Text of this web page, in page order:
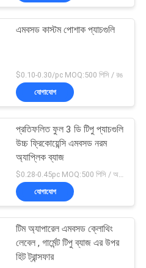
এমবসড কাস্টম পোশাক প্যাচগুলি
$0.10-0.30/pc MOQ:500 পিসি / রঙ
যোগাযোগ
প্রতিফলিত ফুল 3 ডি টিপু প্যাচগুলি
উচ্চ ফ্রিকোয়েন্সি এমবসড নরম
অ্যাপ্লিক ব্যাজ
যোগাযোগ
টিম অ্যাপারেল এমবসড ক্লোথিং
লেবেল , গার্মেন্ট টিপু ব্যাজ এর উপর
হিট ট্রান্সফার